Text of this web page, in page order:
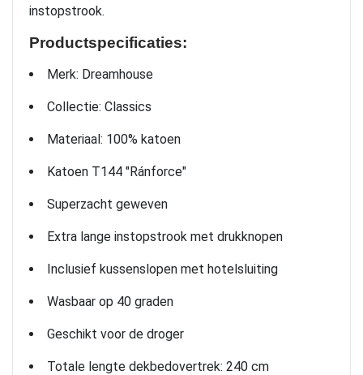
instopstrook.
Productspecificaties:
Merk: Dreamhouse
Collectie: Classics
Materiaal: 100% katoen
Katoen T144 "Ránforce"
Superzacht geweven
Extra lange instopstrook met drukknopen
Inclusief kussenslopen met hotelsluiting
Wasbaar op 40 graden
Geschikt voor de droger
Totale lengte dekbedovertrek: 240 cm